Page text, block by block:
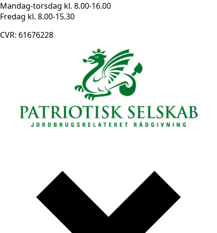
Mandag-torsdag kl. 8.00-16.00
Fredag kl. 8.00-15.30
CVR: 61676228